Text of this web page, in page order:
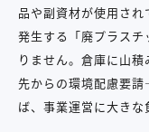
品や副資材が使用さ
発生する「廃プラス
りません。倉庫に山
先からの環境配慮要
ば、事業運営に大きな